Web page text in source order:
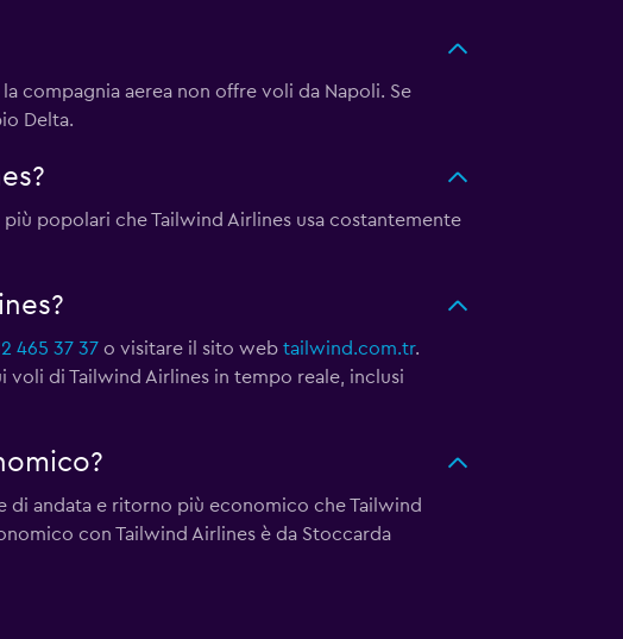
compagnia aerea non offre voli da Napoli. Se
Delta.
popolari che Tailwind Airlines usa costantemente
465 37 37o visitare il sito web tailwind.com.tr.
voli di Tailwind Airlines in tempo reale, inclusi
andata e ritorno più economico che Tailwind
con Tailwind Airlines è da Stoccarda